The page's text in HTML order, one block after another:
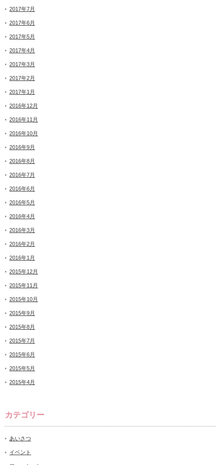
2017年7月
2017年6月
2017年5月
2017年4月
2017年3月
2017年2月
2017年1月
2016年12月
2016年11月
2016年10月
2016年9月
2016年8月
2016年7月
2016年6月
2016年5月
2016年4月
2016年3月
2016年2月
2016年1月
2015年12月
2015年11月
2015年10月
2015年9月
2015年8月
2015年7月
2015年6月
2015年5月
2015年4月
カテゴリー
あいさつ
イベント